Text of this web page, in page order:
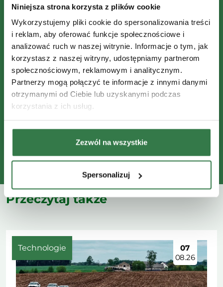
Niniejsza strona korzysta z plików cookie
Wykorzystujemy pliki cookie do spersonalizowania treści
i reklam, aby oferować funkcje społecznościowe i
analizować ruch w naszej witrynie. Informacje o tym, jak
korzystasz z naszej witryny, udostępniamy partnerom
społecznościowym, reklamowym i analitycznym.
Partnerzy mogą połączyć te informacje z innymi danymi
otrzymanymi od Ciebie lub uzyskanymi podczas
korzystania z ich usług.
Zezwól na wszystkie
Spersonalizuj
poprawienia lub usunięcia swoich
danych. Szczegóły w Polityce
Prywatności.
Przeczytaj także
Technologie
07
08.26